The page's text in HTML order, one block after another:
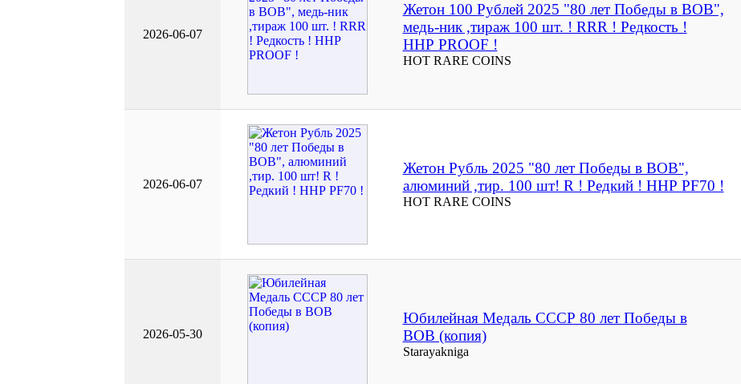
2026-06-07
Жетон 100 Рублей 2025 "80 лет Победы в ВОВ",
медь-ник ,тираж 100 шт. ! RRR ! Редкость !
ННР PROOF !
HOT RARE COINS
2026-06-07
Жетон Рубль 2025 "80 лет Победы в ВОВ",
алюминий ,тир. 100 шт! R ! Редкий ! ННР PF70 !
HOT RARE COINS
2026-05-30
Юбилейная Медаль СССР 80 лет Победы в
ВОВ (копия)
Starayakniga